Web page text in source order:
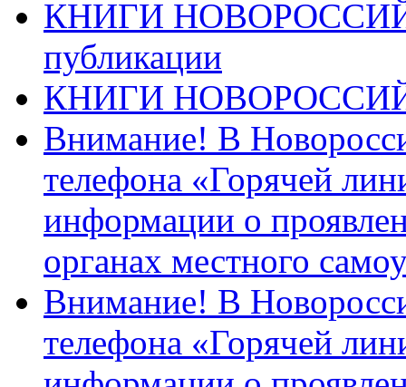
КНИГИ
публикации
КНИГИ
Внимание! В
телефона «Горячей
информации о
органах местного
Внимание! В
телефона «Горячей